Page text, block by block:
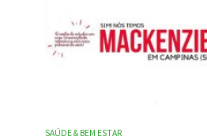
SAÚDE & BEM ESTAR